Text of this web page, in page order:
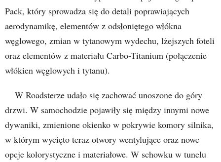
Pack, który sprowadza się do detali poprawiających
aerodynamikę, elementów z odsłoniętego włókna
węglowego, zmian w tytanowym wydechu, lżejszych foteli
oraz elementów z materiału Carbo-Titanium (połączenie
włókien węglowych i tytanu).
W Roadsterze udało się zachować unoszone do góry
drzwi. W samochodzie pojawiły się między innymi nowe
dywaniki, zmienione okienko w pokrywie komory silnika,
w którym wycięto teraz otwory wentylujące oraz nowe
opcje kolorystyczne i materiałowe. W schowku w tunelu